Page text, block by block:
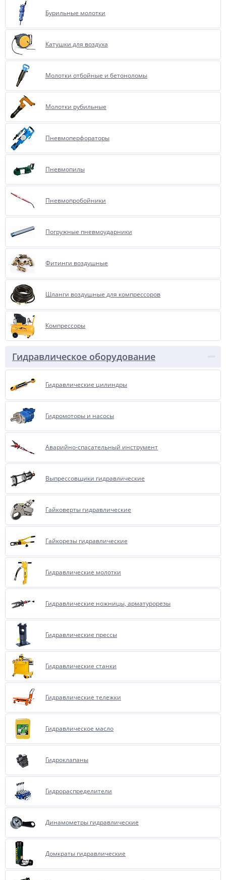
Бурильные молотки
Катушки для воздуха
Молотки отбойные и бетоноломы
Молотки рубильные
Пневмоперфораторы
Пневмопилы
Пневмопробойники
Погружные пневмоударники
Фитинги воздушные
Шланги воздушные для компрессоров
Компрессоры
Гидравлическое оборудование
Гидравлические цилиндры
Гидромоторы и насосы
Аварийно-спасательный инструмент
Выпрессовщики гидравлические
Гайковерты гидравлические
Гайкорезы гидравлические
Гидравлические молотки
Гидравлические ножницы, арматурорезы
Гидравлические прессы
Гидравлические станки
Гидравлические тележки
Гидравлическое масло
Гидроклапаны
Гидрораспределители
Динамометры гидравлические
Домкраты гидравлические